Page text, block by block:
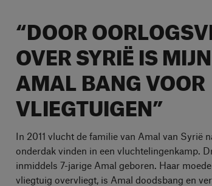
“DOOR
OVER SYRIË IS
AMAL BANG VOOR
VLIEGTUIGEN”
In 2011 vlucht de familie van Amal van Syrië
onderdak vinden in een vluchtelingenkamp.
inmiddels 7-jarige Amal geboren. Haar
vliegtuig overvliegt, is Amal doodsbang en